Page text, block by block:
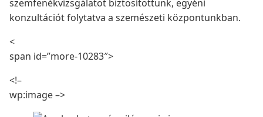
szemfenékvizsgálatot biztosítottunk, egyéni
konzultációt folytatva a szemészeti központunkban.
<
span id=”more-10283″>
<!–
wp:image –>